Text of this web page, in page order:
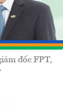
đốc FPT,